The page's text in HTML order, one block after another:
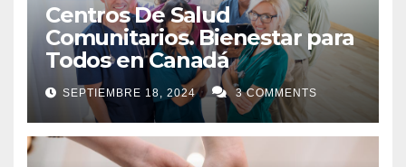
Centros De Salud
Comunitarios. Bienestar para
Todos en Canadá
SEPTIEMBRE 18, 2024 3 COMMENTS